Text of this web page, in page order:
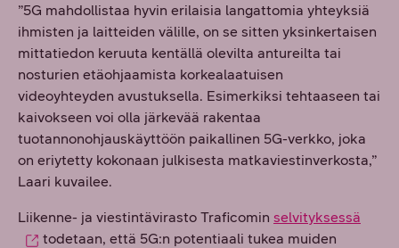
”5G mahdollistaa hyvin erilaisia langattomia yhteyksiä
ihmisten ja laitteiden välille, on se sitten yksinkertaisen
mittatiedon keruuta kentällä olevilta antureilta tai
nosturien etäohjaamista korkealaatuisen
videoyhteyden avustuksella. Esimerkiksi tehtaaseen tai
kaivokseen voi olla järkevää rakentaa
tuotannonohjauskäyttöön paikallinen 5G-verkko, joka
on eriytetty kokonaan julkisesta matkaviestinverkosta,”
Laari kuvailee.
Liikenne- ja viestintävirasto Traficomin selvityksessä
todetaan, että 5G:n potentiaali tukea muiden